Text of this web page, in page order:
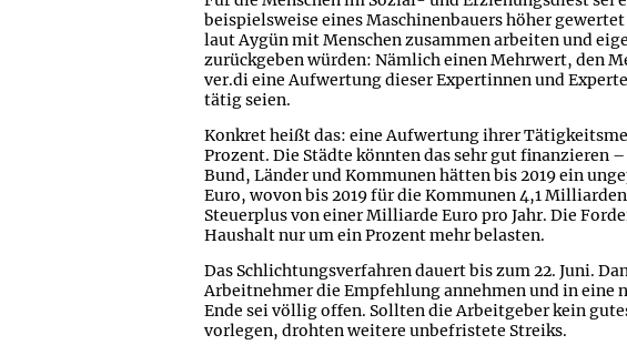
beispielsweise eines Maschinenbauers höher
laut Aygün mit Menschen zusammen arbeiten und
zurückgeben würden: Nämlich einen Mehrwert, den
ver.di eine Aufwertung dieser Expertinnen und
tätig seien.
Konkret heißt das: eine Aufwertung ihrer
Prozent. Die Städte könnten das sehr gut finanzieren
Bund, Länder und Kommunen hätten bis 2019 ein
Euro, wovon bis 2019 für die Kommunen 4,1
Steuerplus von einer Milliarde Euro pro Jahr. Die
Haushalt nur um ein Prozent mehr belasten.
Das Schlichtungsverfahren dauert bis zum 22. Juni.
Arbeitnehmer die Empfehlung annehmen und in eine
Ende sei völlig offen. Sollten die Arbeitgeber kein
vorlegen, drohten weitere unbefristete Streiks.